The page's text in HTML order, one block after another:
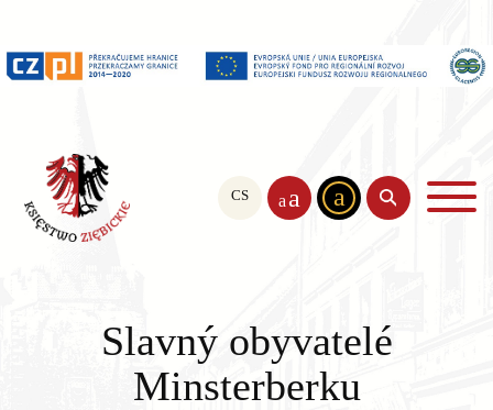
CS PL EN
a a a
Slavný obyvatelé
Minsterberku